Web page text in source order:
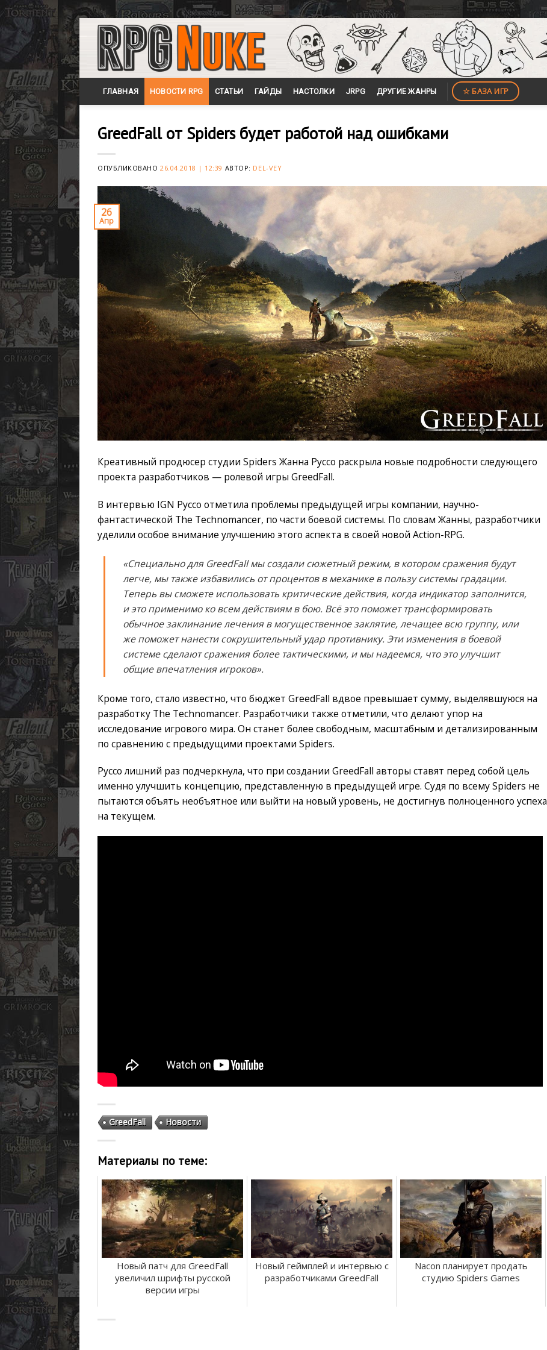
Skip
content
ГЛАВНАЯ НОВОСТИ RPG СТАТЬИ ГАЙДЫ НАСТОЛКИ JRPG ДРУГИЕ ЖАНРЫ ☆ БАЗА ИГР
GreedFall от Spiders будет работой над ошибками
ОПУБЛИКОВАНО26.04.2018 | 12:39 АВТОР: DEL-VEY
26
Апр
Креативный продюсер студии Spiders Жанна Руссо раскрыла новые подробности следующего
проекта разработчиков — ролевой игры GreedFall.
В интервью IGN Руссо отметила проблемы предыдущей игры компании, научно-
фантастической The Technomancer, по части боевой системы. По словам Жанны, разработчики
уделили особое внимание улучшению этого аспекта в своей новой Action-RPG.
«Специально для GreedFall мы создали сюжетный режим, в котором сражения будут
легче, мы также избавились от процентов в механике в пользу системы градации.
Теперь вы сможете использовать критические действия, когда индикатор заполнится,
и это применимо ко всем действиям в бою. Всё это поможет трансформировать
обычное заклинание лечения в могущественное заклятие, лечащее всю группу, или
же поможет нанести сокрушительный удар противнику. Эти изменения в боевой
системе сделают сражения более тактическими, и мы надеемся, что это улучшит
общие впечатления игроков».
Кроме того, стало известно, что бюджет GreedFall вдвое превышает сумму, выделявшуюся на
разработку The Technomancer. Разработчики также отметили, что делают упор на
исследование игрового мира. Он станет более свободным, масштабным и детализированным
по сравнению с предыдущими проектами Spiders.
Руссо лишний раз подчеркнула, что при создании GreedFall авторы ставят перед собой цель
именно улучшить концепцию, представленную в предыдущей игре. Судя по всему Spiders не
пытаются объять необъятное или выйти на новый уровень, не достигнув полноценного успеха
на текущем.
GreedFall Новости
Материалы по теме:
Новый патч для GreedFall
увеличил шрифты русской
версии игры
Новый геймплей и интервью с
разработчиками GreedFall
Nacon планирует продать
студию Spiders Games